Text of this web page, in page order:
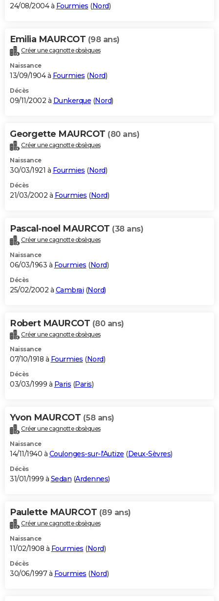
24/08/2004 à Fourmies (Nord)
Emilia MAURCOT (98 ans)
Créer une cagnotte obsèques
Naissance
13/09/1904 à Fourmies (Nord)
Décès
09/11/2002 à Dunkerque (Nord)
Georgette MAURCOT (80 ans)
Créer une cagnotte obsèques
Naissance
30/03/1921 à Fourmies (Nord)
Décès
21/03/2002 à Fourmies (Nord)
Pascal-noel MAURCOT (38 ans)
Créer une cagnotte obsèques
Naissance
06/03/1963 à Fourmies (Nord)
Décès
25/02/2002 à Cambrai (Nord)
Robert MAURCOT (80 ans)
Créer une cagnotte obsèques
Naissance
07/10/1918 à Fourmies (Nord)
Décès
03/03/1999 à Paris (Paris)
Yvon MAURCOT (58 ans)
Créer une cagnotte obsèques
Naissance
14/11/1940 à Coulonges-sur-l'Autize (Deux-Sèvres)
Décès
31/01/1999 à Sedan (Ardennes)
Paulette MAURCOT (89 ans)
Créer une cagnotte obsèques
Naissance
11/02/1908 à Fourmies (Nord)
Décès
30/06/1997 à Fourmies (Nord)